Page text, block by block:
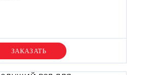
Уточняйте цену